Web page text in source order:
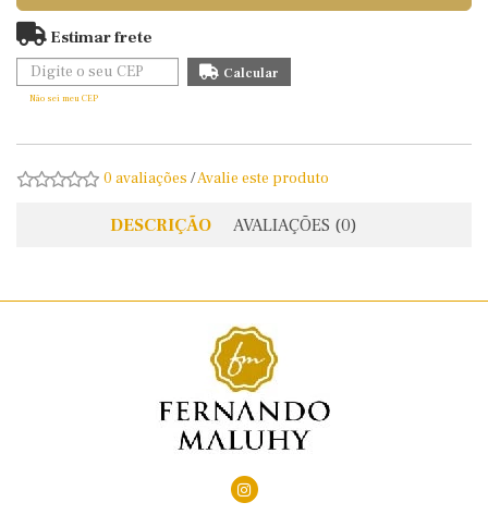
Estimar frete
Não sei meu CEP
0 avaliações /Avalie este produto
DESCRIÇÃO AVALIAÇÕES (0)